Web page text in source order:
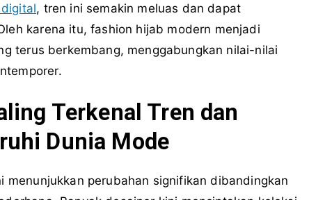
, tren ini semakin meluas dan dapat
karena itu, fashion hijab modern menjadi
terus berkembang, menggabungkan nilai-nilai
Terkenal Tren dan
Dunia Mode
perubahan signifikan dibandingkan